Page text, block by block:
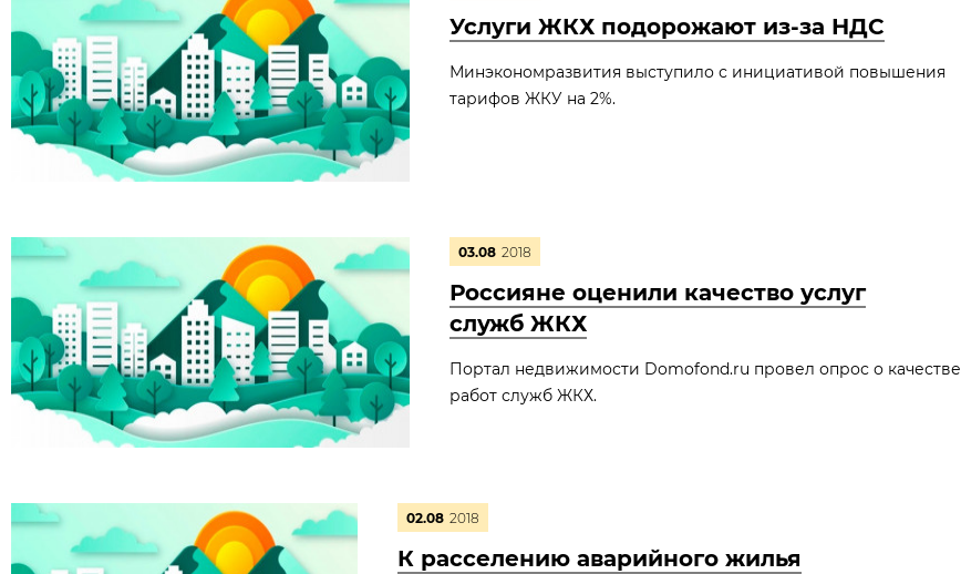
Услуги ЖКХ подорожают из-за НДС
Минэкономразвития выступило с инициативой повышения
тарифов ЖКУ на 2%.
03.08 2018
Россияне оценили качество услуг
служб ЖКХ
Портал недвижимости Domofond.ru провел опрос о качестве
работ служб ЖКХ.
02.08 2018
К расселению аварийного жилья